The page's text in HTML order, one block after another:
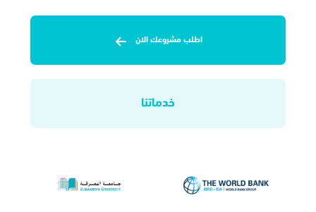
اطلب مشروعك الان
خدماتنا